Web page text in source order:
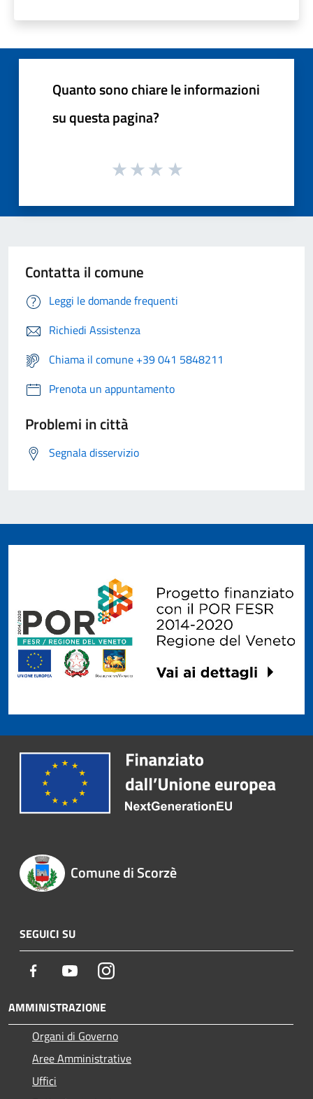
Quanto sono chiare le informazioni
su questa pagina?
Contatta il comune
Leggi le domande frequenti
Richiedi Assistenza
Chiama il comune +39 041 5848211
Prenota un appuntamento
Problemi in città
Segnala disservizio
Comune di Scorzè
SEGUICI SU
Facebook YoutubeInstagram
AMMINISTRAZIONE
Organi di Governo
Aree Amministrative
Uffici